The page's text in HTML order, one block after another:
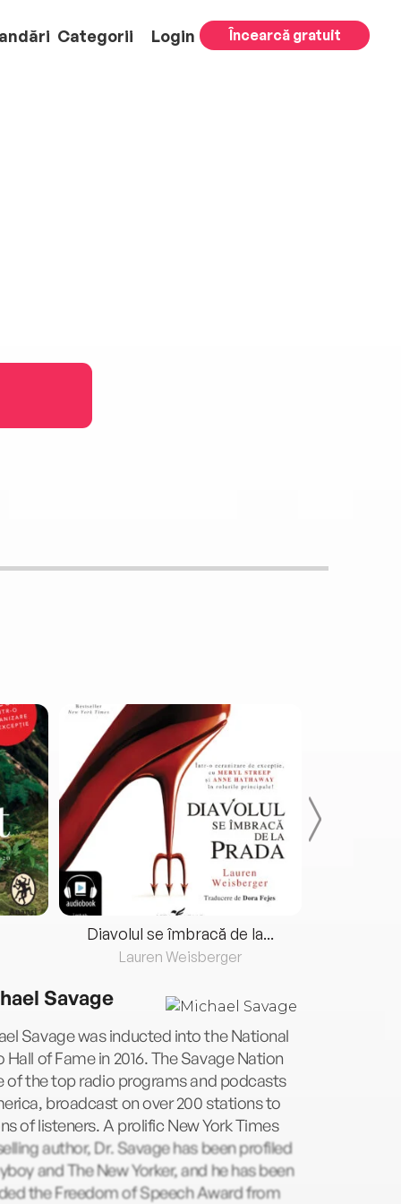
Categorii Login Încearcă gratuit
Diavolul se îmbracă de la...
Lauren Weisberger
Savage
Savage was inducted into the National
Hall of Fame in 2016. The Savage Nation
of the top radio programs and podcasts
broadcast on over 200 stations to
of listeners. A prolific New York Times
author, Dr. Savage has been profiled
and The New Yorker, and he has been
the Freedom of Speech Award from